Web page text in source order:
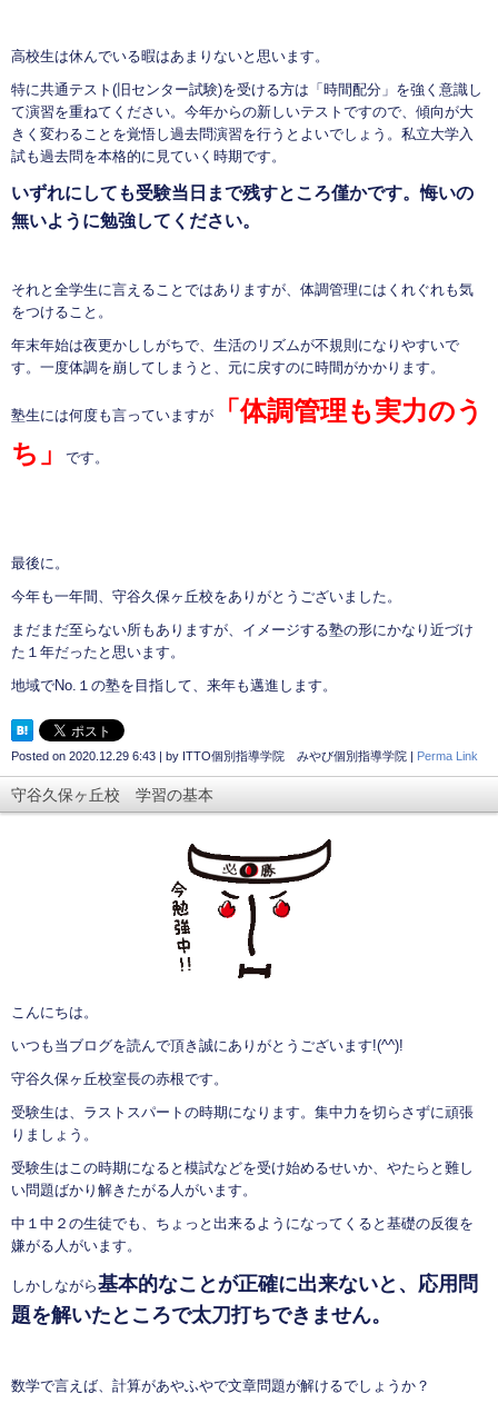
高校生は休んでいる暇はあまりないと思います。
特に共通テスト(旧センター試験)を受ける方は「時間配分」を強く意識し
て演習を重ねてください。今年からの新しいテストですので、傾向が大
きく変わることを覚悟し過去問演習を行うとよいでしょう。私立大学入
試も過去問を本格的に見ていく時期です。
いずれにしても受験当日まで残すところ僅かです。悔いの
無いように勉強してください。
それと全学生に言えることではありますが、体調管理にはくれぐれも気
をつけること。
年末年始は夜更かししがちで、生活のリズムが不規則になりやすいで
す。一度体調を崩してしまうと、元に戻すのに時間がかかります。
塾生には何度も言っていますが
「体調管理も実力のう
ち」
です。
最後に。
今年も一年間、守谷久保ヶ丘校をありがとうございました。
まだまだ至らない所もありますが、イメージする塾の形にかなり近づけ
た１年だったと思います。
地域でNo.１の塾を目指して、来年も邁進します。
Posted on 2020.12.29 6:43 by ITTO個別指導学院 みやび個別指導学院 Perma Link
守谷久保ヶ丘校 学習の基本
こんにちは。
いつも当ブログを読んで頂き誠にありがとうございます!(^^)!
守谷久保ヶ丘校室長の赤根です。
受験生は、ラストスパートの時期になります。集中力を切らさずに頑張
りましょう。
受験生はこの時期になると模試などを受け始めるせいか、やたらと難し
い問題ばかり解きたがる人がいます。
中１中２の生徒でも、ちょっと出来るようになってくると基礎の反復を
嫌がる人がいます。
しかしながら基本的なことが正確に出来ないと、応用問
題を解いたところで太刀打ちできません。
数学で言えば、計算があやふやで文章問題が解けるでしょうか？